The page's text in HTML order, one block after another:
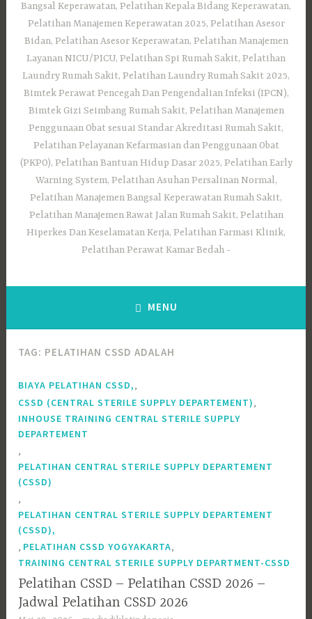
Bangsal Keperawatan, Pelatihan Kepala Bidang Keperawatan,
Pelatihan Manajemen Keperawatan 2025, Pelatihan Asesor
Bidan, Pelatihan Asesor Keperawatan, Pelatihan Manajemen
Layanan NICU/PICU, Pelatihan Spi Rumah Sakit, Pelatihan
Laundry Rumah Sakit, Pelatihan Laundry Rumah Sakit 2025,
Bimtek Perawat Pencegah Dan Pengendalian Infeksi (IPCN),
Bimtek Gizi Seimbang Rumah Sakit, Pelatihan Manajemen
Penggunaan Obat sesuai Standar Akreditasi Rumah Sakit,
Pelatihan Pelayanan Kefarmasian dan Penggunaan Obat
(PKPO), Pelatihan Bantuan Hidup Dasar 2025, Pelatihan Early
Warning System, Pelatihan Asuhan Persalinan Normal,
Pelatihan Manajemen Bangsal Keperawatan Rumah Sakit,
Pelatihan Manajemen Rawat Jalan Rumah Sakit, Pelatihan
Hiperkes Dan Keselamatan Kerja, Pelatihan Farmasi Klinik,
Pelatihan Perawat Kamar Bedah
MENU
TAG: PELATIHAN CSSD ADALAH
BIAYA PELATIHAN CSSD,
CSSD (CENTRAL STERILE SUPPLY DEPARTEMENT)
INHOUSE TRAINING CENTRAL STERILE SUPPLY
DEPARTEMENT
PELATIHAN CENTRAL STERILE SUPPLY DEPARTEMENT
(CSSD)
PELATIHAN CENTRAL STERILE SUPPLY DEPARTEMENT
(CSSD),
PELATIHAN CSSD YOGYAKARTA
TRAINING CENTRAL STERILE SUPPLY DEPARTMENT-CSSD
Pelatihan CSSD – Pelatihan CSSD 2026 –
Jadwal Pelatihan CSSD 2026